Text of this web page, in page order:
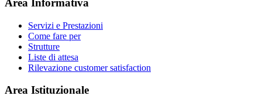
Area Informativa
Servizi e Prestazioni
Come fare per
Strutture
Liste di attesa
Rilevazione customer satisfaction
Area Istituzionale